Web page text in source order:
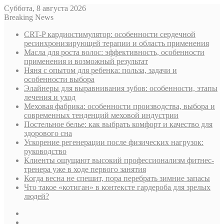
Суббота, 8 августа 2026
Breaking News
CRT-P кардиостимулятор: особенности сердечной
ресинхронизирующей терапии и область применения
Масла для роста волос: эффективность, особенности
применения и возможный результат
Няня с опытом для ребенка: польза, задачи и
особенности выбора
Элайнеры для выравнивания зубов: особенности, этапы
лечения и уход
Меховая фабрика: особенности производства, выбора и
современных тенденций меховой индустрии
Постельное белье: как выбрать комфорт и качество для
здорового сна
Ускорение регенерации после физических нагрузок:
руководство
Клиенты ощущают высокий профессионализм фитнес-
тренера уже в ходе первого занятия
Когда весна не спешит, пора перебрать зимние запасы
Что такое «котиган» в контексте гардероба для зрелых
людей?